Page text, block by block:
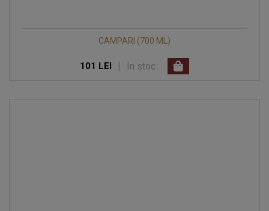
CAMPARI (700 ML)
101 LEI | In stoc